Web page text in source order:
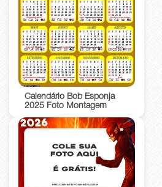
Calendário Bob Esponja
2025 Foto Montagem